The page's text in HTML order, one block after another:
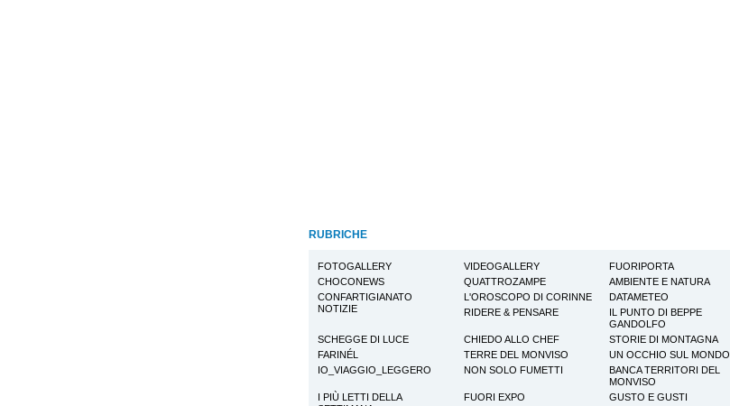
RUBRICHE
FOTOGALLERY VIDEOGALLERY
FUORIPORTA
CHOCONEWS
QUATTROZAMPE
AMBIENTE E NATURA
CONFARTIGIANATO
NOTIZIE
L'OROSCOPO DI CORINNE
DATAMETEO
RIDERE & PENSARE
IL PUNTO DI BEPPE
GANDOLFO
SCHEGGE DI LUCE
CHIEDO ALLO CHEF
STORIE DI MONTAGNA
FARINÉL
TERRE DEL MONVISO
UN OCCHIO SUL MONDO
IO_VIAGGIO_LEGGERO
NON SOLO FUMETTI
BANCA TERRITORI DEL
MONVISO
I PIÙ LETTI DELLA
FUORI EXPO GUSTO E GUSTI